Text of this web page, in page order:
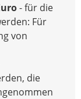
- für die
Für
von
die